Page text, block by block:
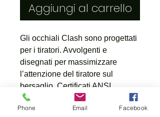
Aggiungi al carrello
Gli occhiali Clash sono progettati
per i tiratori. Avvolgenti e
disegnati per massimizzare
l’attenzione del tiratore sul
bersaglio. Certificati ANSI.
Disponibili in 8 diversi colori.
Compatibile con inserto ottico
Phone Email Facebook